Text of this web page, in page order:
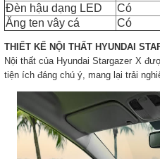
Đèn hậu dạng LED
Có
Ăng ten vây cá
Có
THIẾT KẾ NỘI THẤT HYUNDAI
Nội thất của Hyundai Stargazer X
tiện ích đáng chú ý, mang lại trải